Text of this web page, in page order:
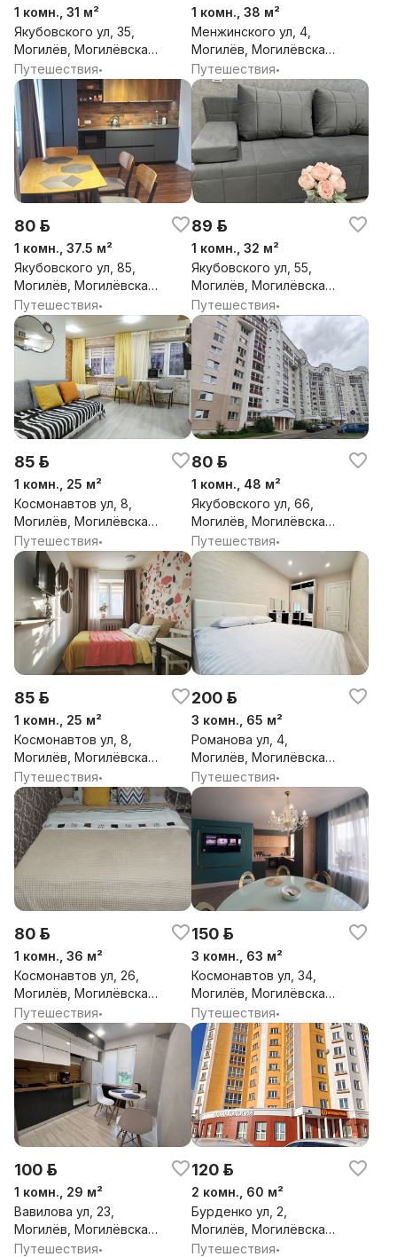
1 комн., 31 м²
Якубовского ул, 35,
Могилёв, Могилёвская
обл.
Путешествия•
1 комн., 38 м²
Менжинского ул, 4,
Могилёв, Могилёвская
обл.
Путешествия•
80 р.
1 комн., 37.5 м²
Якубовского ул, 85,
Могилёв, Могилёвская
обл.
Путешествия•
89 р.
1 комн., 32 м²
Якубовского ул, 55,
Могилёв, Могилёвская
обл.
Путешествия•
85 р.
1 комн., 25 м²
Космонавтов ул, 8,
Могилёв, Могилёвская
обл.
Путешествия•
80 р.
1 комн., 48 м²
Якубовского ул, 66,
Могилёв, Могилёвская
обл.
Путешествия•
85 р.
1 комн., 25 м²
Космонавтов ул, 8,
Могилёв, Могилёвская
обл.
Путешествия•
200 р.
3 комн., 65 м²
Романова ул, 4,
Могилёв, Могилёвская
обл.
Путешествия•
80 р.
1 комн., 36 м²
Космонавтов ул, 26,
Могилёв, Могилёвская
обл.
Путешествия•
150 р.
3 комн., 63 м²
Космонавтов ул, 34,
Могилёв, Могилёвская
обл.
Путешествия•
100 р.
1 комн., 29 м²
Вавилова ул, 23,
Могилёв, Могилёвская
обл.
Путешествия•
120 р.
2 комн., 60 м²
Бурденко ул, 2,
Могилёв, Могилёвская
обл.
Путешествия•